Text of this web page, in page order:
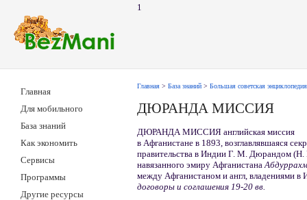
1
Главная
Для мобильного
База знаний
Как экономить
Сервисы
Программы
Другие ресурсы
Главная > База знаний > Большая советская энциклопедия
ДЮРАНДА МИССИЯ
ДЮРАНДА МИССИЯ английская миссия
в Афганистане в 1893, возглавлявшаяся
правительства в Индии Г. М. Дюрандом
навязанного эмиру Афганистана
между Афганистаном и англ, владениями в
договоры и соглашения 19-20 вв.